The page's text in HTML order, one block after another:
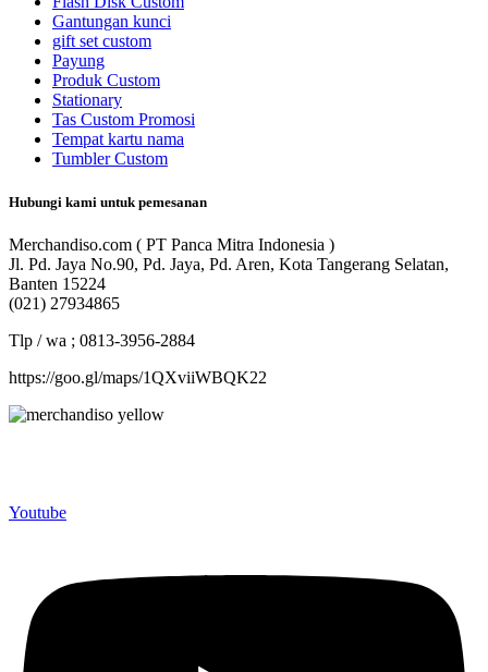
Gantungan kunci
gift set custom
Payung
Produk Custom
Stationary
Tas Custom Promosi
Tempat kartu nama
Tumbler Custom
Hubungi kami untuk pemesanan
Merchandiso.com ( PT Panca Mitra Indonesia )
Jl. Pd. Jaya No.90, Pd. Jaya, Pd. Aren, Kota Tangerang Selatan,
Banten 15224
(021) 27934865
Tlp / wa ; 0813-3956-2884
https://goo.gl/maps/1QXviiWBQK22
Youtube